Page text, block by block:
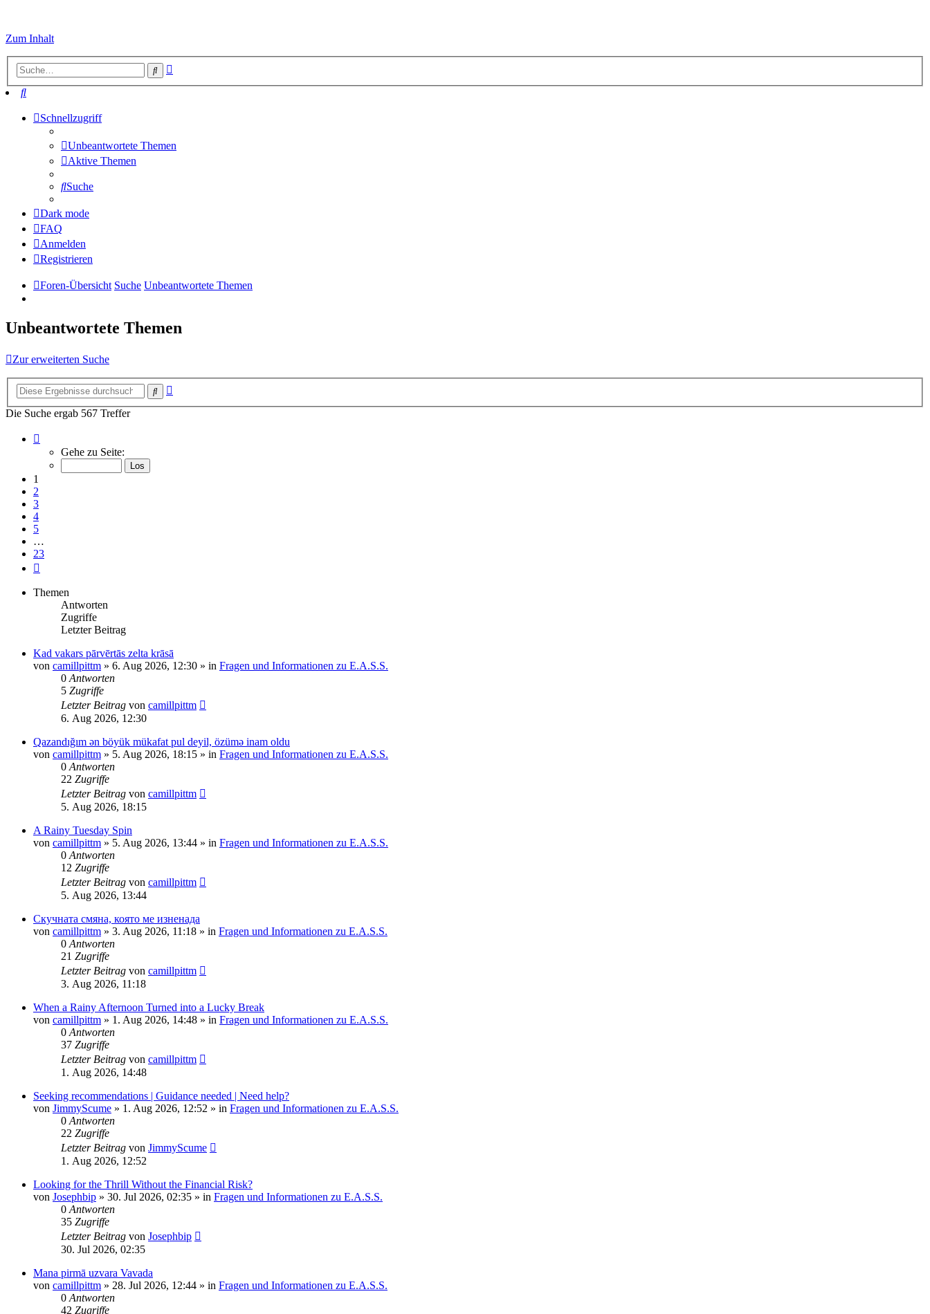
Zum Inhalt
Suche
Suche
Schnellzugriff
Unbeantwortete Themen
Aktive Themen
Suche
Dark mode
FAQ
Anmelden
Registrieren
Foren-Übersicht Suche Unbeantwortete Themen
Unbeantwortete Themen
Zur erweiterten Suche
Suche
Die Suche ergab 567 Treffer
von
Gehe zu Seite:
1
2
3
4
5
…
23
Themen
Antworten
Zugriffe
Letzter Beitrag
Kad vakars pārvērtās zelta krāsā
von camillpittm » 6. Aug 2026, 12:30 » in Fragen und Informationen zu E.A.S.S.
0Antworten
5 Zugriffe
Letzter Beitrag von camillpittm
6. Aug 2026, 12:30
Qazandığım ən böyük mükafat pul deyil, özümə inam oldu
von camillpittm » 5. Aug 2026, 18:15 » in Fragen und Informationen zu E.A.S.S.
0Antworten
22 Zugriffe
Letzter Beitrag von camillpittm
5. Aug 2026, 18:15
A Rainy Tuesday Spin
von camillpittm » 5. Aug 2026, 13:44 » in Fragen und Informationen zu E.A.S.S.
0Antworten
12 Zugriffe
Letzter Beitrag von camillpittm
5. Aug 2026, 13:44
Скучната смяна, която ме изненада
von camillpittm » 3. Aug 2026, 11:18 » in Fragen und Informationen zu E.A.S.S.
0Antworten
21 Zugriffe
Letzter Beitrag von camillpittm
3. Aug 2026, 11:18
When a Rainy Afternoon Turned into a Lucky Break
von camillpittm » 1. Aug 2026, 14:48 » in Fragen und Informationen zu E.A.S.S.
0Antworten
37 Zugriffe
Letzter Beitrag von camillpittm
1. Aug 2026, 14:48
Seeking recommendations | Guidance needed | Need help?
von JimmyScume » 1. Aug 2026, 12:52 » in Fragen und Informationen zu E.A.S.S.
0Antworten
22 Zugriffe
Letzter Beitrag von JimmyScume
1. Aug 2026, 12:52
Looking for the Thrill Without the Financial Risk?
von Josephbip » 30. Jul 2026, 02:35 » in Fragen und Informationen zu E.A.S.S.
0Antworten
35 Zugriffe
Letzter Beitrag von Josephbip
30. Jul 2026, 02:35
Mana pirmā uzvara Vavada
von camillpittm » 28. Jul 2026, 12:44 » in Fragen und Informationen zu E.A.S.S.
0Antworten
42 Zugriffe